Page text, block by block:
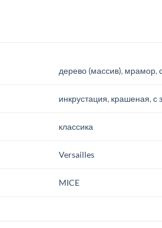
дерево (массив), мрамор,
инкрустация, крашеная,с
классика
Versailles
MICE